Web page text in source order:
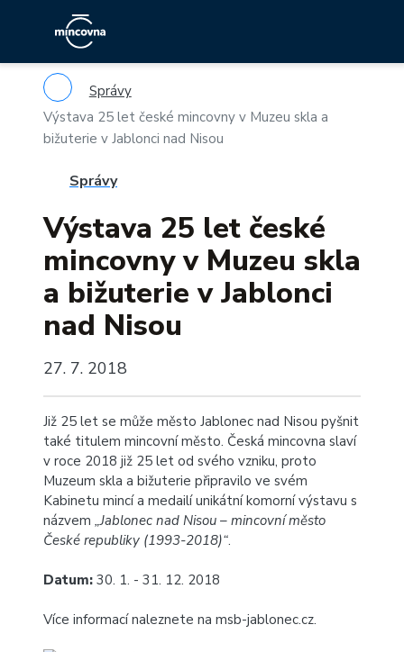
Správy
Výstava 25 let české mincovny v Muzeu skla a
bižuterie v Jablonci nad Nisou
Správy
Výstava 25 let české
mincovny v Muzeu skla
a bižuterie v Jablonci
nad Nisou
27. 7. 2018
Již 25 let se může město Jablonec nad Nisou pyšnit
také titulem mincovní město. Česká mincovna slaví
v roce 2018 již 25 let od svého vzniku, proto
Muzeum skla a bižuterie připravilo ve svém
Kabinetu mincí a medailí unikátní komorní výstavu s
názvem „Jablonec nad Nisou – mincovní město
České republiky (1993-2018)“.
Datum: 30. 1. - 31. 12. 2018
Více informací naleznete na msb-jablonec.cz.